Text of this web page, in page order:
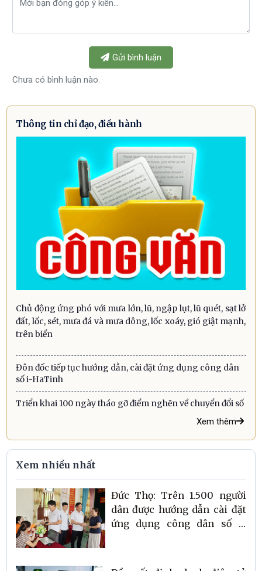
Gửi bình luận
Chưa có bình luận nào.
Thông tin chỉ đạo, điều hành
Chủ động ứng phó với mưa lớn, lũ, ngập lụt, lũ quét, sạt lở
đất, lốc, sét, mưa đá và mưa dông, lốc xoáy, gió giật mạnh,
trên biển
Đôn đốc tiếp tục hướng dẫn, cài đặt ứng dụng công dân
số i-HaTinh
Triển khai 100 ngày tháo gỡ điểm nghẽn về chuyển đổi số
Xem thêm
Xem nhiều nhất
Đức Thọ: Trên 1.500 người
dân được hướng dẫn cài đặt
ứng dụng công dân số i-